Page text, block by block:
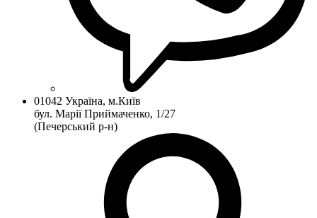
01042 Україна, м.Київ
бул. Марії Приймаченко, 1/27
(Печерський р-н)